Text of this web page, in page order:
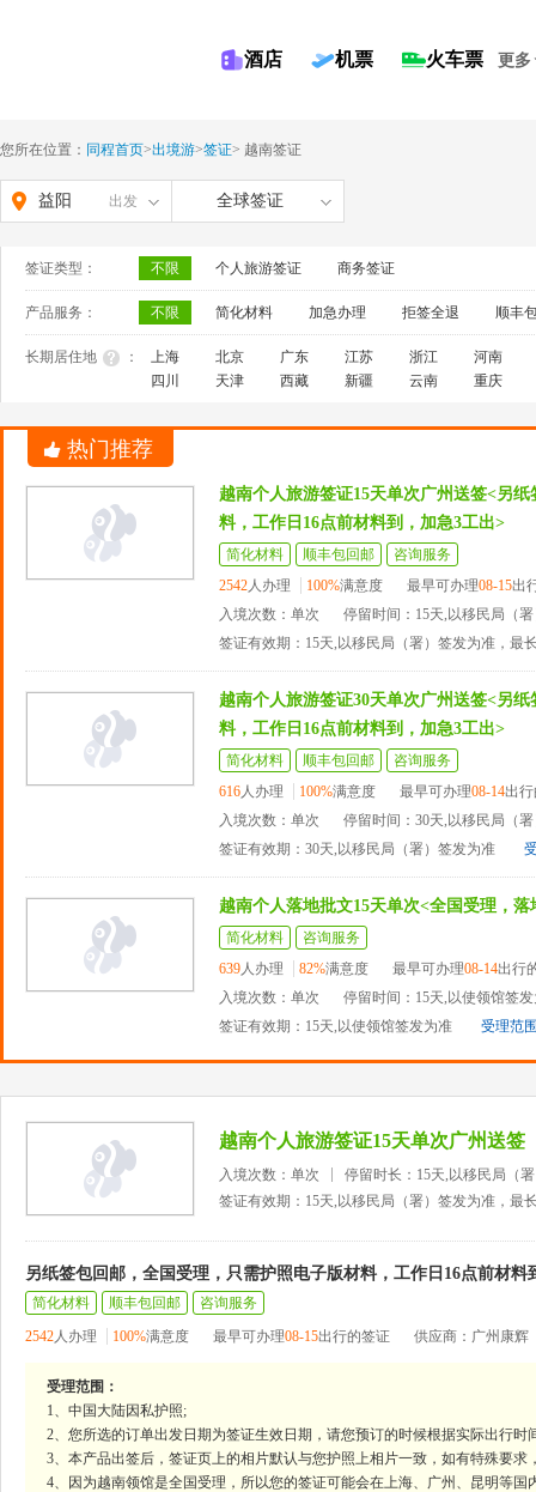
酒店 机票 火车票 更多
您所在位置： 同程首页>出境游>签证> 越南签证
益阳 出发 全球签证
签证类型： 不限 个人旅游签证 商务签证
产品服务： 不限 简化材料 加急办理 拒签全退 顺丰
长期居住地 ： 上海 北京 广东 江苏 浙江
河南
四川
天津 西藏 新疆 云南 重庆
热门推荐
越南个人旅游签证15天单次广州送签<另
料，工作日16点前材料到，加急3工出>
简化材料 顺丰包回邮
咨询服务
2542人办理 100%满意度 最早可办理08-15出
入境次数：单次
停留时间：15天,以移民局（
签证有效期：15天,以移民局（署）签发为准，最
越南个人旅游签证30天单次广州送签<另
料，工作日16点前材料到，加急3工出>
简化材料 顺丰包回邮
咨询服务
616人办理 100%满意度 最早可办理08-14出
入境次数：单次
停留时间：30天,以移民局（
签证有效期：30天,以移民局（署）签发为准
越南个人落地批文15天单次<全国受理，
简化材料
咨询服务
639人办理 82%满意度 最早可办理08-14出行
入境次数：单次
停留时间：15天,以使领馆签
签证有效期：15天,以使领馆签发为准
受理范
越南个人旅游签证15天单次广州送签
入境次数：单次
停留时长：15天,以移民局（
签证有效期：15天,以移民局（署）签发为准，最
另纸签包回邮，全国受理，只需护照电子版材料，工作日16点前材料
简化材料 顺丰包回邮
咨询服务
2542人办理 100%满意度 最早可办理08-15出行的签证 供应商：广州康辉
受理范围：
1、中国大陆因私护照;
2、您所选的订单出发日期为签证生效日期，请您预订的时候根据实际出行时
3、本产品出签后，签证页上的相片默认与您护照上相片一致，如有特殊要求
4、因为越南领馆是全国受理，所以您的签证可能会在上海、广州、昆明等国